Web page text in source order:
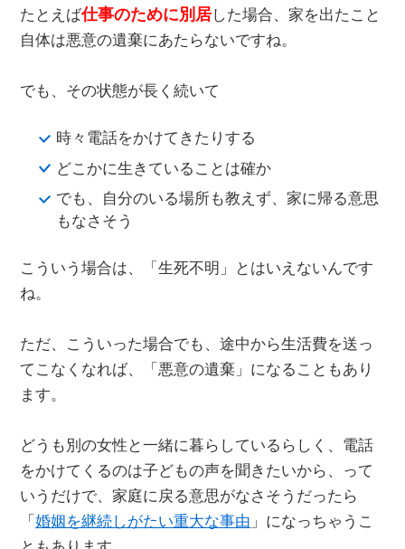
たとえば仕事のために別居した場合、家を出たこと
自体は悪意の遺棄にあたらないですね。
でも、その状態が長く続いて
時々電話をかけてきたりする
どこかに生きていることは確か
でも、自分のいる場所も教えず、家に帰る意思
もなさそう
こういう場合は、「生死不明」とはいえないんです
ね。
ただ、こういった場合でも、途中から生活費を送っ
てこなくなれば、「悪意の遺棄」になることもあり
ます。
どうも別の女性と一緒に暮らしているらしく、電話
をかけてくるのは子どもの声を聞きたいから、って
いうだけで、家庭に戻る意思がなさそうだったら
「婚姻を継続しがたい重大な事由 」になっちゃうこ